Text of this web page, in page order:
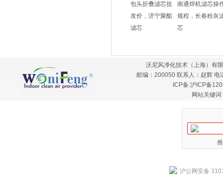
包头折叠滤芯批
发价，济宁聚酯
滤芯
南通焊机滤芯操
规程，长春粉灰
芯
沃尼风净化技术（上海）有
邮编：200050 联系人：赵辉
ICP备:沪ICP备
网站关键
沪公网安备